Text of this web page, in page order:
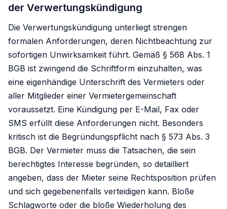
der Verwertungskündigung
Die Verwertungskündigung unterliegt strengen
formalen Anforderungen, deren Nichtbeachtung zur
sofortigen Unwirksamkeit führt. Gemäß § 568 Abs. 1
BGB ist zwingend die Schriftform einzuhalten, was
eine eigenhändige Unterschrift des Vermieters oder
aller Mitglieder einer Vermietergemeinschaft
voraussetzt. Eine Kündigung per E-Mail, Fax oder
SMS erfüllt diese Anforderungen nicht. Besonders
kritisch ist die Begründungspflicht nach § 573 Abs. 3
BGB. Der Vermieter muss die Tatsachen, die sein
berechtigtes Interesse begründen, so detailliert
angeben, dass der Mieter seine Rechtsposition prüfen
und sich gegebenenfalls verteidigen kann. Bloße
Schlagworte oder die bloße Wiederholung des